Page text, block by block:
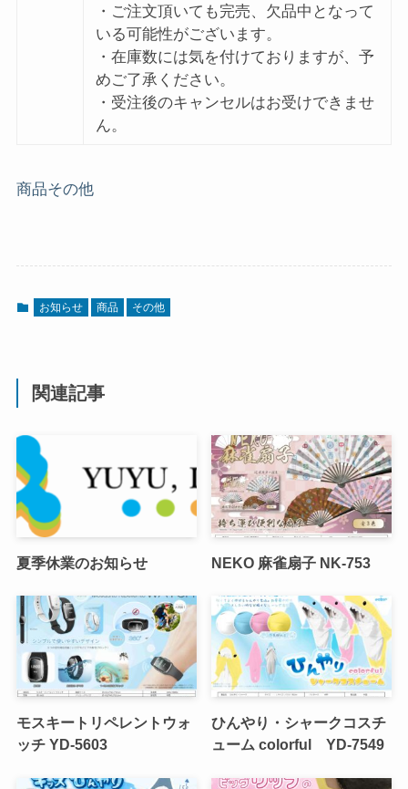
・ご注文頂いても完売、欠品中となって
いる可能性がございます。
・在庫数には気を付けておりますが、予
めご了承ください。
・受注後のキャンセルはお受けできませ
ん。
商品その他
お知らせ 商品 その他
関連記事
夏季休業のお知らせ NEKO 麻雀扇子 NK-753
モスキートリペレントウォ
ッチ YD-5603
ひんやり・シャークコスチ
ューム colorful YD-7549